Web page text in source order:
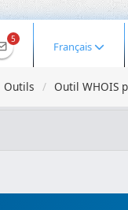
5
Français
Outils Outil WHOIS